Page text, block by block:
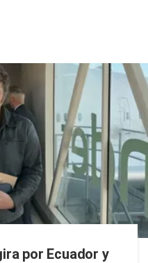
por Ecuador y